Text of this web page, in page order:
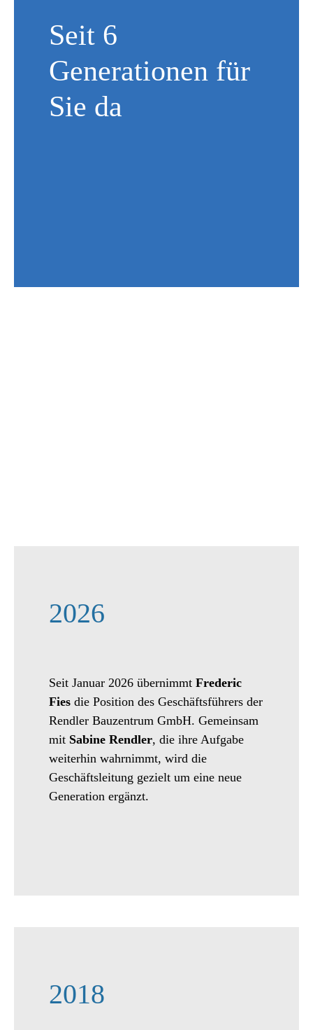
Seit 6
Generationen für
Sie da
2026
Seit Januar 2026 übernimmt Frederic
Fies die Position des Geschäftsführers der
Rendler Bauzentrum GmbH. Gemeinsam
mit Sabine Rendler, die ihre Aufgabe
weiterhin wahrnimmt, wird die
Geschäftsleitung gezielt um eine neue
Generation ergänzt.
2018